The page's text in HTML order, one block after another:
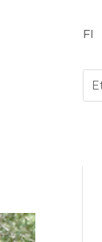
FI